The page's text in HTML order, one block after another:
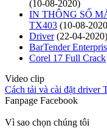
(10-08-2020)
IN THÔNG SỐ
TX403 (10-08-
Driver(22-04-2020)
BarTender
Corel 17 Full Crack
Video clip
Cách tải và cài đặt driver
Fanpage Facebook
Vì sao chọn chúng tôi